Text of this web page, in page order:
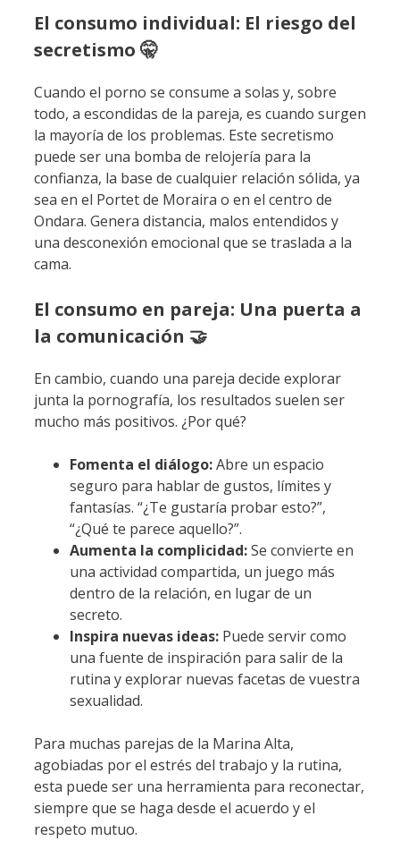
El consumo individual: El riesgo del
secretismo 🤫
Cuando el porno se consume a solas y, sobre
todo, a escondidas de la pareja, es cuando surgen
la mayoría de los problemas. Este secretismo
puede ser una bomba de relojería para la
confianza, la base de cualquier relación sólida, ya
sea en el Portet de Moraira o en el centro de
Ondara. Genera distancia, malos entendidos y
una desconexión emocional que se traslada a la
cama.
El consumo en pareja: Una puerta a
la comunicación 🤝
En cambio, cuando una pareja decide explorar
junta la pornografía, los resultados suelen ser
mucho más positivos. ¿Por qué?
Fomenta el diálogo:Abre un espacio
seguro para hablar de gustos, límites y
fantasías. “¿Te gustaría probar esto?”,
“¿Qué te parece aquello?”.
Aumenta la complicidad:Se convierte en
una actividad compartida, un juego más
dentro de la relación, en lugar de un
secreto.
Inspira nuevas ideas: Puede servir como
una fuente de inspiración para salir de la
rutina y explorar nuevas facetas de vuestra
sexualidad.
Para muchas parejas de la Marina Alta,
agobiadas por el estrés del trabajo y la rutina,
esta puede ser una herramienta para reconectar,
siempre que se haga desde el acuerdo y el
respeto mutuo.